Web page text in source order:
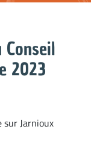
2023
Jarnioux